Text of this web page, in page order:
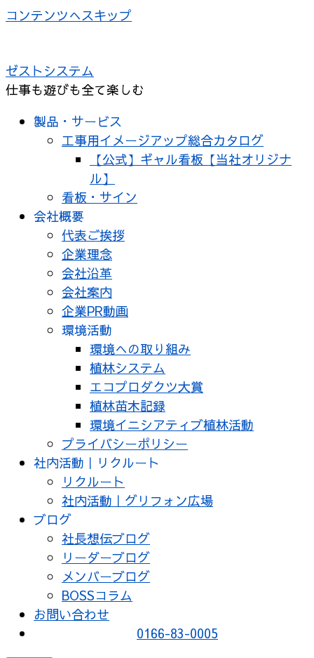
コンテンツへスキップ
ゼストシステム
仕事も遊びも全て楽しむ
製品・サービス
工事用イメージアップ総合カタログ
【公式】ギャル看板【当社オリジナ
ル】
看板・サイン
会社概要
代表ご挨拶
企業理念
会社沿革
会社案内
企業PR動画
環境活動
環境への取り組み
植林システム
エコプロダクツ大賞
植林苗木記録
環境イニシアティブ植林活動
プライバシーポリシー
社内活動｜リクルート
リクルート
社内活動｜グリフォン広場
ブログ
社長想伝ブログ
リーダーブログ
メンバーブログ
BOSSコラム
お問い合わせ
0166-83-0005